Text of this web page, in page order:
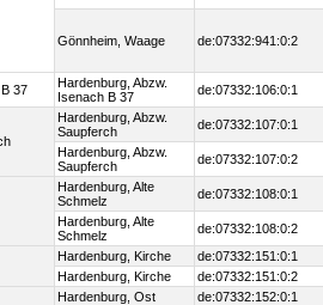
Gönnheim, Waage de:07332:941:0:2
37
Hardenburg, Abzw.
Isenach B 37
de:07332:106:0:1
Hardenburg, Abzw.
Saupferch
de:07332:107:0:1
Hardenburg, Abzw.
Saupferch
de:07332:107:0:2
Hardenburg, Alte
Schmelz
de:07332:108:0:1
Hardenburg, Alte
Schmelz
de:07332:108:0:2
Hardenburg, Kirche
de:07332:151:0:1
Hardenburg, Kirche
de:07332:151:0:2
Hardenburg, Ost
de:07332:152:0:1